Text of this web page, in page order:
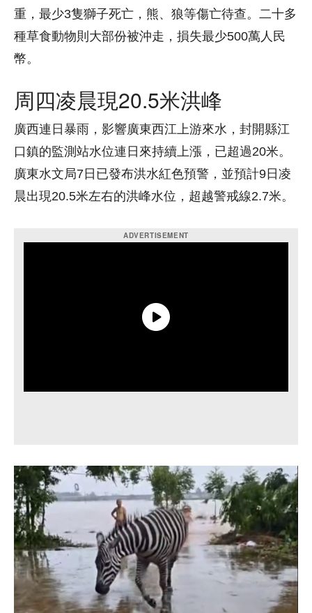
重，最少3隻獅子死亡，熊、狼等傷亡待查。二十多
種草食動物則大部份被沖走，損失最少500萬人民
幣。
周四凌晨現20.5米洪峰
廣西連日暴雨，影響廣東西江上游來水，封開縣江
口鎮的監測站水位連日來持續上漲，已超過20米。
廣東水文局7日已發布洪水紅色預警，並預計9日凌
晨出現20.5米左右的洪峰水位，超越警戒線2.7米。